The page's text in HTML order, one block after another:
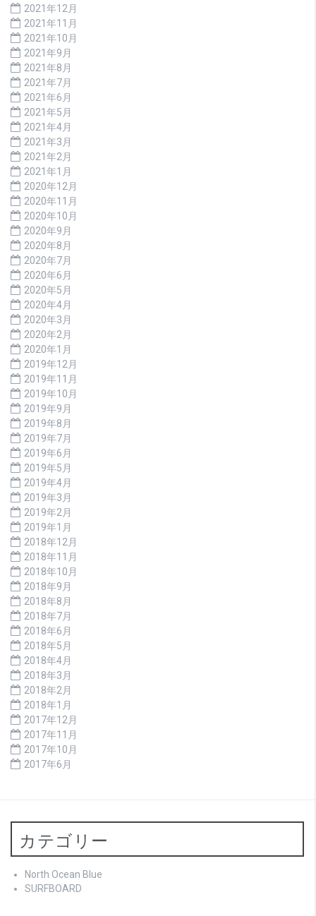
2021年12月
2021年11月
2021年10月
2021年9月
2021年8月
2021年7月
2021年6月
2021年5月
2021年4月
2021年3月
2021年2月
2021年1月
2020年12月
2020年11月
2020年10月
2020年9月
2020年8月
2020年7月
2020年6月
2020年5月
2020年4月
2020年3月
2020年2月
2020年1月
2019年12月
2019年11月
2019年10月
2019年9月
2019年8月
2019年7月
2019年6月
2019年5月
2019年4月
2019年3月
2019年2月
2019年1月
2018年12月
2018年11月
2018年10月
2018年9月
2018年8月
2018年7月
2018年6月
2018年5月
2018年4月
2018年3月
2018年2月
2018年1月
2017年12月
2017年11月
2017年10月
2017年6月
カテゴリー
North Ocean Blue
SURFBOARD